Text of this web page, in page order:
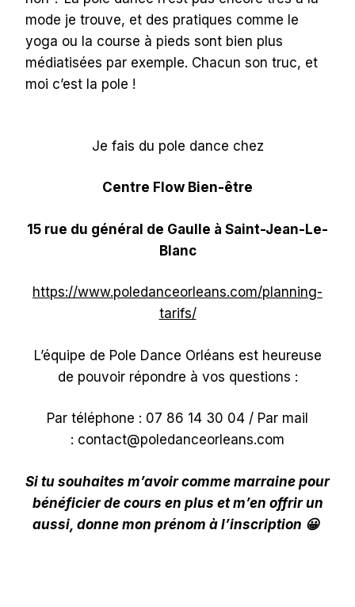
mode je trouve, et des pratiques comme le
yoga ou la course à pieds sont bien plus
médiatisées par exemple. Chacun son truc, et
moi c’est la pole !
Je fais du pole dance chez
Centre Flow Bien-être
15 rue du général de Gaulle à Saint-Jean-Le-
Blanc
https://www.poledanceorleans.com/planning-
tarifs/
L’équipe de Pole Dance Orléans est heureuse
de pouvoir répondre à vos questions :
Par téléphone : 07 86 14 30 04 / Par mail
: contact@poledanceorleans.com
Si tu souhaites m’avoir comme marraine pour
bénéficier de cours en plus et m’en offrir un
aussi, donne mon prénom à l’inscription 😀